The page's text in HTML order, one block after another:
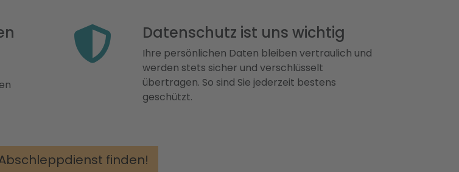
Datenschutz ist uns wichtig
Ihre persönlichen Daten bleiben vertraulich und
werden stets sicher und verschlüsselt
übertragen. So sind Sie jederzeit bestens
geschützt.
finden!